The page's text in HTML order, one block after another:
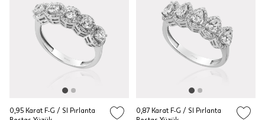
0,95 Karat F-G / SI Pırlanta
0,87 Karat F-G / SI Pırlanta